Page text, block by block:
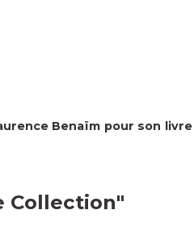
Benaïm pour son
Collection"